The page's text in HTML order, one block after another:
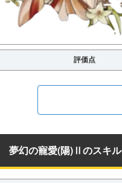
評価点
夢幻の寵愛(陽)Ⅱのスキル